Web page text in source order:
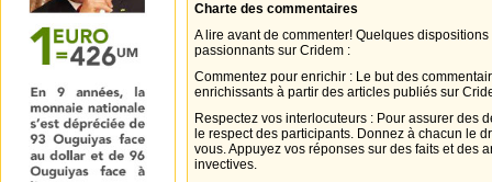
Charte des commentaires
A lire avant de commenter! Quelques
passionnants sur Cridem :
Commentez pour enrichir : Le but des
enrichissants à partir des articles publiés sur
Respectez vos interlocuteurs : Pour assurer des
le respect des participants. Donnez à chacun le
vous. Appuyez vos réponses sur des faits et des
invectives.